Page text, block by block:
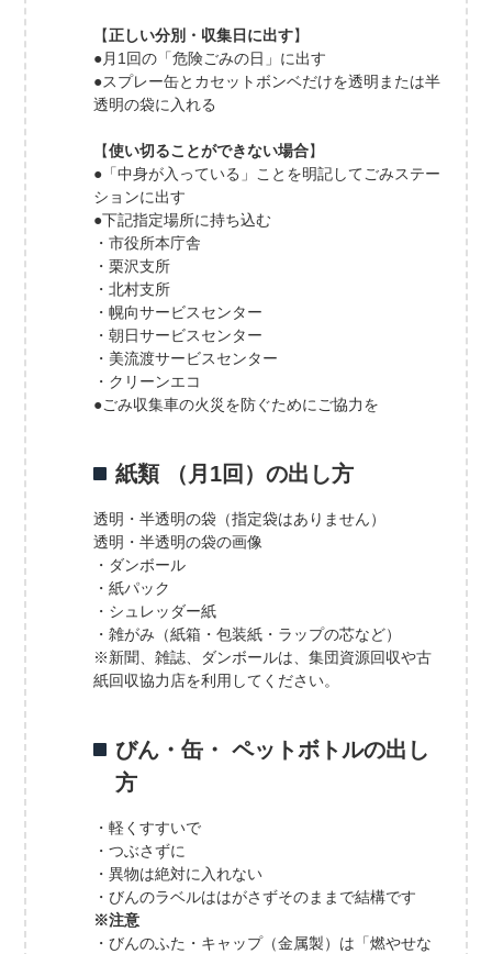
【正しい分別・収集日に出す】
●月1回の「危険ごみの日」に出す
●スプレー缶とカセットボンベだけを透明または半
透明の袋に入れる
【使い切ることができない場合】
●「中身が入っている」ことを明記してごみステー
ションに出す
●下記指定場所に持ち込む
・市役所本庁舎
・栗沢支所
・北村支所
・幌向サービスセンター
・朝日サービスセンター
・美流渡サービスセンター
・クリーンエコ
●ごみ収集車の火災を防ぐためにご協力を
紙類 （月1回）の出し方
透明・半透明の袋（指定袋はありません）
透明・半透明の袋の画像
・ダンボール
・紙パック
・シュレッダー紙
・雑がみ（紙箱・包装紙・ラップの芯など）
※新聞、雑誌、ダンボールは、集団資源回収や古
紙回収協力店を利用してください。
びん・缶・ ペットボトルの出し
方
・軽くすすいで
・つぶさずに
・異物は絶対に入れない
・びんのラベルははがさずそのままで結構です
※注意
・びんのふた・キャップ（金属製）は「燃やせな